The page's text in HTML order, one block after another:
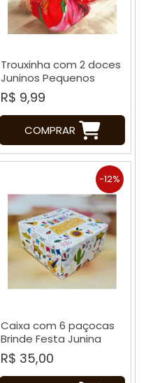
Trouxinha com 2 doces
Juninos Pequenos
R$ 9,99
COMPRAR
-12%
Caixa com 6 paçocas
Brinde Festa Junina
R$ 35,00